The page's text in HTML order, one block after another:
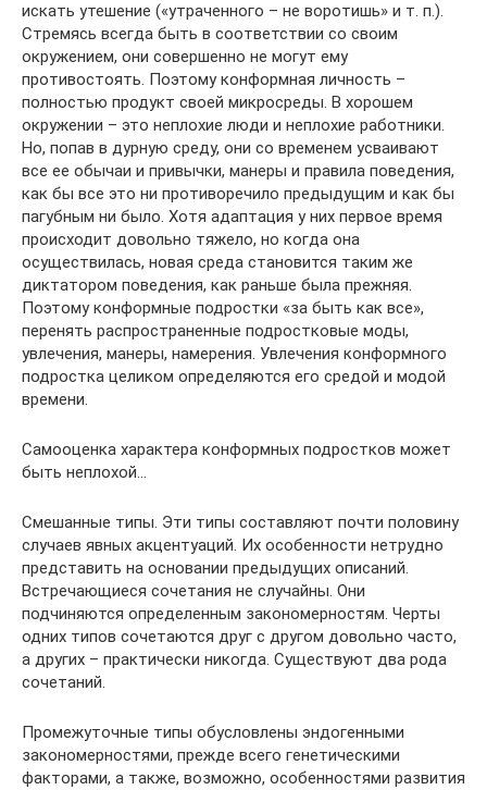
искать утешение («утраченного – не воротишь» и т. п.).
Стремясь всегда быть в соответствии со своим
окружением, они совершенно не могут ему
противостоять. Поэтому конформная личность –
полностью продукт своей микросреды. В хорошем
окружении – это неплохие люди и неплохие работники.
Но, попав в дурную среду, они со временем усваивают
все ее обычаи и привычки, манеры и правила поведения,
как бы все это ни противоречило предыдущим и как бы
пагубным ни было. Хотя адаптация у них первое время
происходит довольно тяжело, но когда она
осуществилась, новая среда становится таким же
диктатором поведения, как раньше была прежняя.
Поэтому конформные подростки «за быть как все»,
перенять распространенные подростковые моды,
увлечения, манеры, намерения. Увлечения конформного
подростка целиком определяются его средой и модой
времени.
Самооценка характера конформных подростков может
быть неплохой…
Смешанные типы. Эти типы составляют почти половину
случаев явных акцентуаций. Их особенности нетрудно
представить на основании предыдущих описаний.
Встречающиеся сочетания не случайны. Они
подчиняются определенным закономерностям. Черты
одних типов сочетаются друг с другом довольно часто,
а других – практически никогда. Существуют два рода
сочетаний.
Промежуточные типы обусловлены эндогенными
закономерностями, прежде всего генетическими
факторами, а также, возможно, особенностями развития